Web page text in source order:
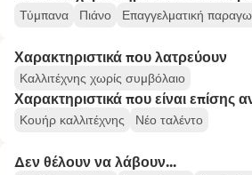
Τύμπανα Πιάνο Επαγγελματική
Χαρακτηριστικά που λατρεύουν
Καλλιτέχνης χωρίς συμβόλαιο
Χαρακτηριστικά που είναι επίσης
Κουήρ καλλιτέχνης Νέο ταλέντο
Δεν θέλουν να λάβουν...